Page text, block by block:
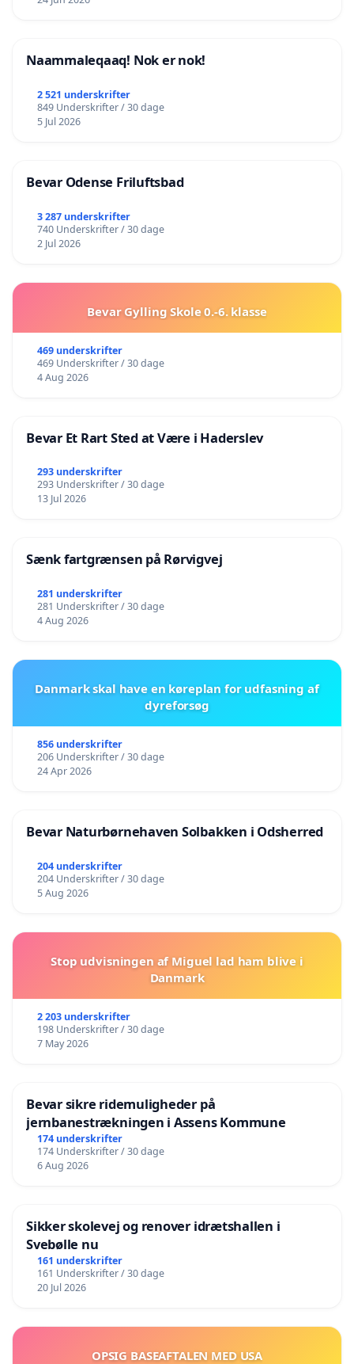
Naammaleqaaq! Nok er nok!
2 521 underskrifter
849 Underskrifter / 30 dage
5 Jul 2026
Bevar Odense Friluftsbad
3 287 underskrifter
740 Underskrifter / 30 dage
2 Jul 2026
Bevar Gylling Skole 0.-6. klasse
469 underskrifter
469 Underskrifter / 30 dage
4 Aug 2026
Bevar Et Rart Sted at Være i Haderslev
293 underskrifter
293 Underskrifter / 30 dage
13 Jul 2026
Sænk fartgrænsen på Rørvigvej
281 underskrifter
281 Underskrifter / 30 dage
4 Aug 2026
Danmark skal have en køreplan for udfasning af
dyreforsøg
856 underskrifter
206 Underskrifter / 30 dage
24 Apr 2026
Bevar Naturbørnehaven Solbakken i Odsherred
204 underskrifter
204 Underskrifter / 30 dage
5 Aug 2026
Stop udvisningen af Miguel lad ham blive i
Danmark
2 203 underskrifter
198 Underskrifter / 30 dage
7 May 2026
Bevar sikre ridemuligheder på
jernbanestrækningen i Assens Kommune
174 underskrifter
174 Underskrifter / 30 dage
6 Aug 2026
Sikker skolevej og renover idrætshallen i
Svebølle nu
161 underskrifter
161 Underskrifter / 30 dage
20 Jul 2026
OPSIG BASEAFTALEN MED USA